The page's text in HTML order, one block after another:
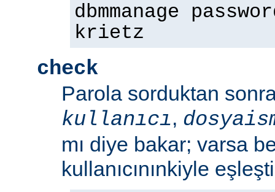
dbmmanage
krietz
check
Parola sorduktan
kullanıcı,
mı diye bakar; varsa
kullanıcınınkiyle